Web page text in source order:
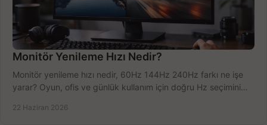
Monitör Yenileme Hızı Nedir?
Monitör yenileme hızı nedir, 60Hz 144Hz 240Hz farkı ne işe
yarar? Oyun, ofis ve günlük kullanım için doğru Hz seçimini
22 Haziran 2026